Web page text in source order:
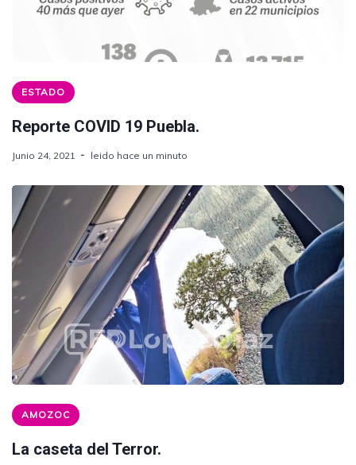
ESTADO
Reporte COVID 19 Puebla.
Junio 24, 2021 leido hace un minuto
AMOZOC
La caseta del Terror.